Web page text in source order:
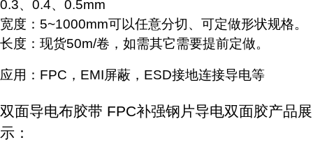
0.3、0.4、0.5mm
宽度：5~1000mm可以任意分切、可定做形状规格。
长度：现货50m/卷，如需其它需要提前定做。
应用：FPC，EMI屏蔽，ESD接地连接导电等
双面导电布胶带 FPC补强钢片导电双面胶产品展
示：